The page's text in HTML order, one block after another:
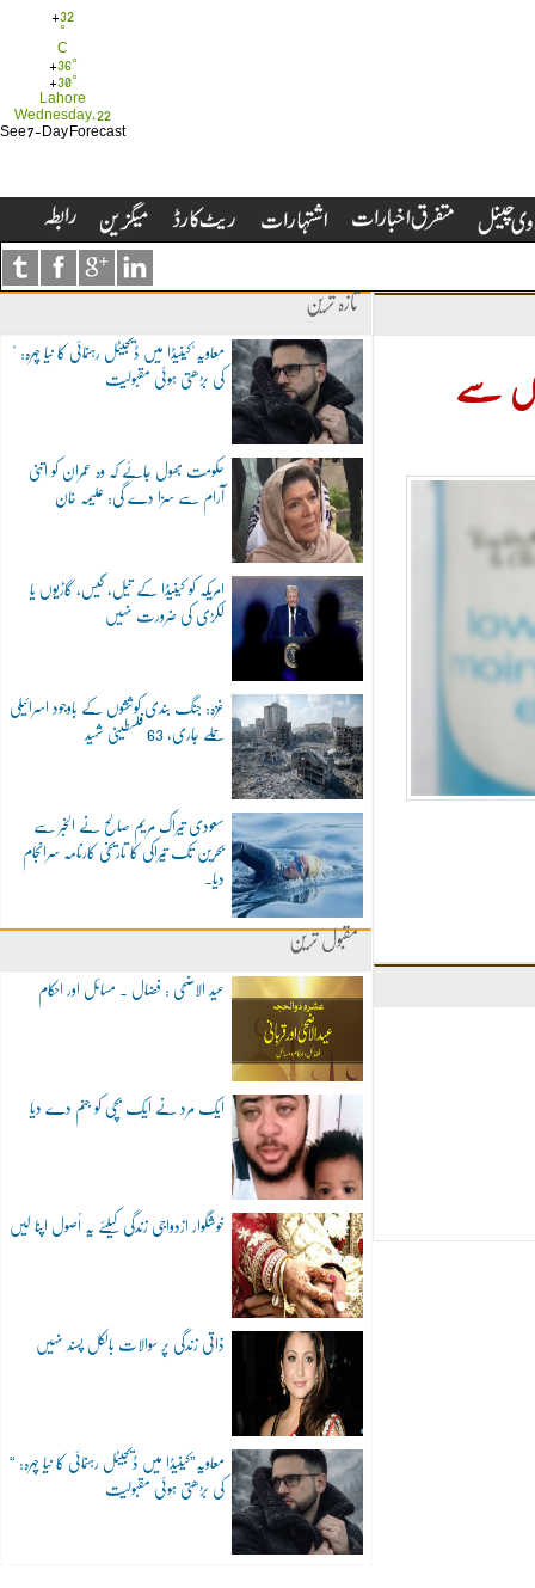
+32
°
C
+36°
+30°
Lahore
Wednesday, 22
See 7-Day Forecast
تازہ ترین
"معاویہ"کینیڈا میں ڈیجیٹل رہنمائی کا نیا چہرہ:
کی بڑھتی ہوئی مقبولیت
حکومت بھول جائے کہ وہ عمران کو اتنی
آرام سے سزا دے گی: علیمہ خان
امریکہ کو کینیڈا کے تیل، گیس، گاڑیوں یا
لکڑی کی ضرورت نہیں
غزہ: جنگ بندی کوششوں کے باوجود اسرائیلی
حملے جاری، 63 فلسطینی شہید
سعودی تیراک مریم صالح نے الخبر سے
بحرین تک تیراکی کا تاریخی کارنامہ سرانجام
دیا۔
مقبول ترین
عید الاضحی : فضال ۔ مسائل اور احکام
ایک مرد نے ایک بچی کو جنم دے دیا
خوشگوار ازدواجی زندگی کیلئے یہ اُصول اپنا لیں
ذاتی زندگی پر سوالات بالکل پسند نہیں
“معاویہ”کینیڈا میں ڈیجیٹل رہنمائی کا نیا چہرہ:
کی بڑھتی ہوئی مقبولیت
سے